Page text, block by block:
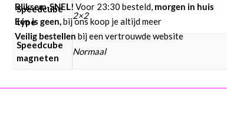
Speedcube
type
2×2
Speedcube
magneten
Normaal
Bliksem-SNEL! Voor 23:30 besteld, morgen in huis
Eén is geen,bij ons koop je altijd meer
Veilig bestellenbij een vertrouwde website